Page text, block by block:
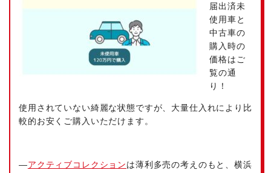
届出済未
使用車と
中古車の
購入時の
価格はご
覧の通
り！
使用されていない綺麗な状態ですが、大量仕入れにより比
較的お安くご購入いただけます。
—アクティブコレクションは薄利多売の考えのもと、横浜